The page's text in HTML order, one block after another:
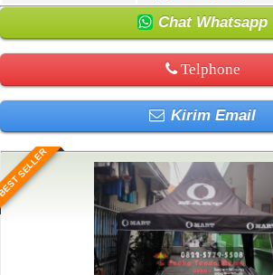
Chat Whatsapp
Telphone
Kirim Email
SELLER